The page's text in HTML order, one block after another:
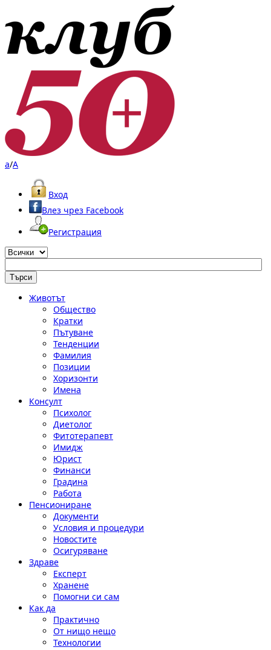
a/A
Вход
Влез чрез Facebook
Регистрация
Животът
Общество
Кратки
Пътуване
Тенденции
Фамилия
Позиции
Хоризонти
Имена
Консулт
Психолог
Диетолог
Фитотерапевт
Имидж
Юрист
Финанси
Градина
Работа
Пенсиониране
Документи
Условия и процедури
Новостите
Осигуряване
Здраве
Експерт
Хранене
Помогни си сам
Как да
Практично
От нищо нещо
Технологии